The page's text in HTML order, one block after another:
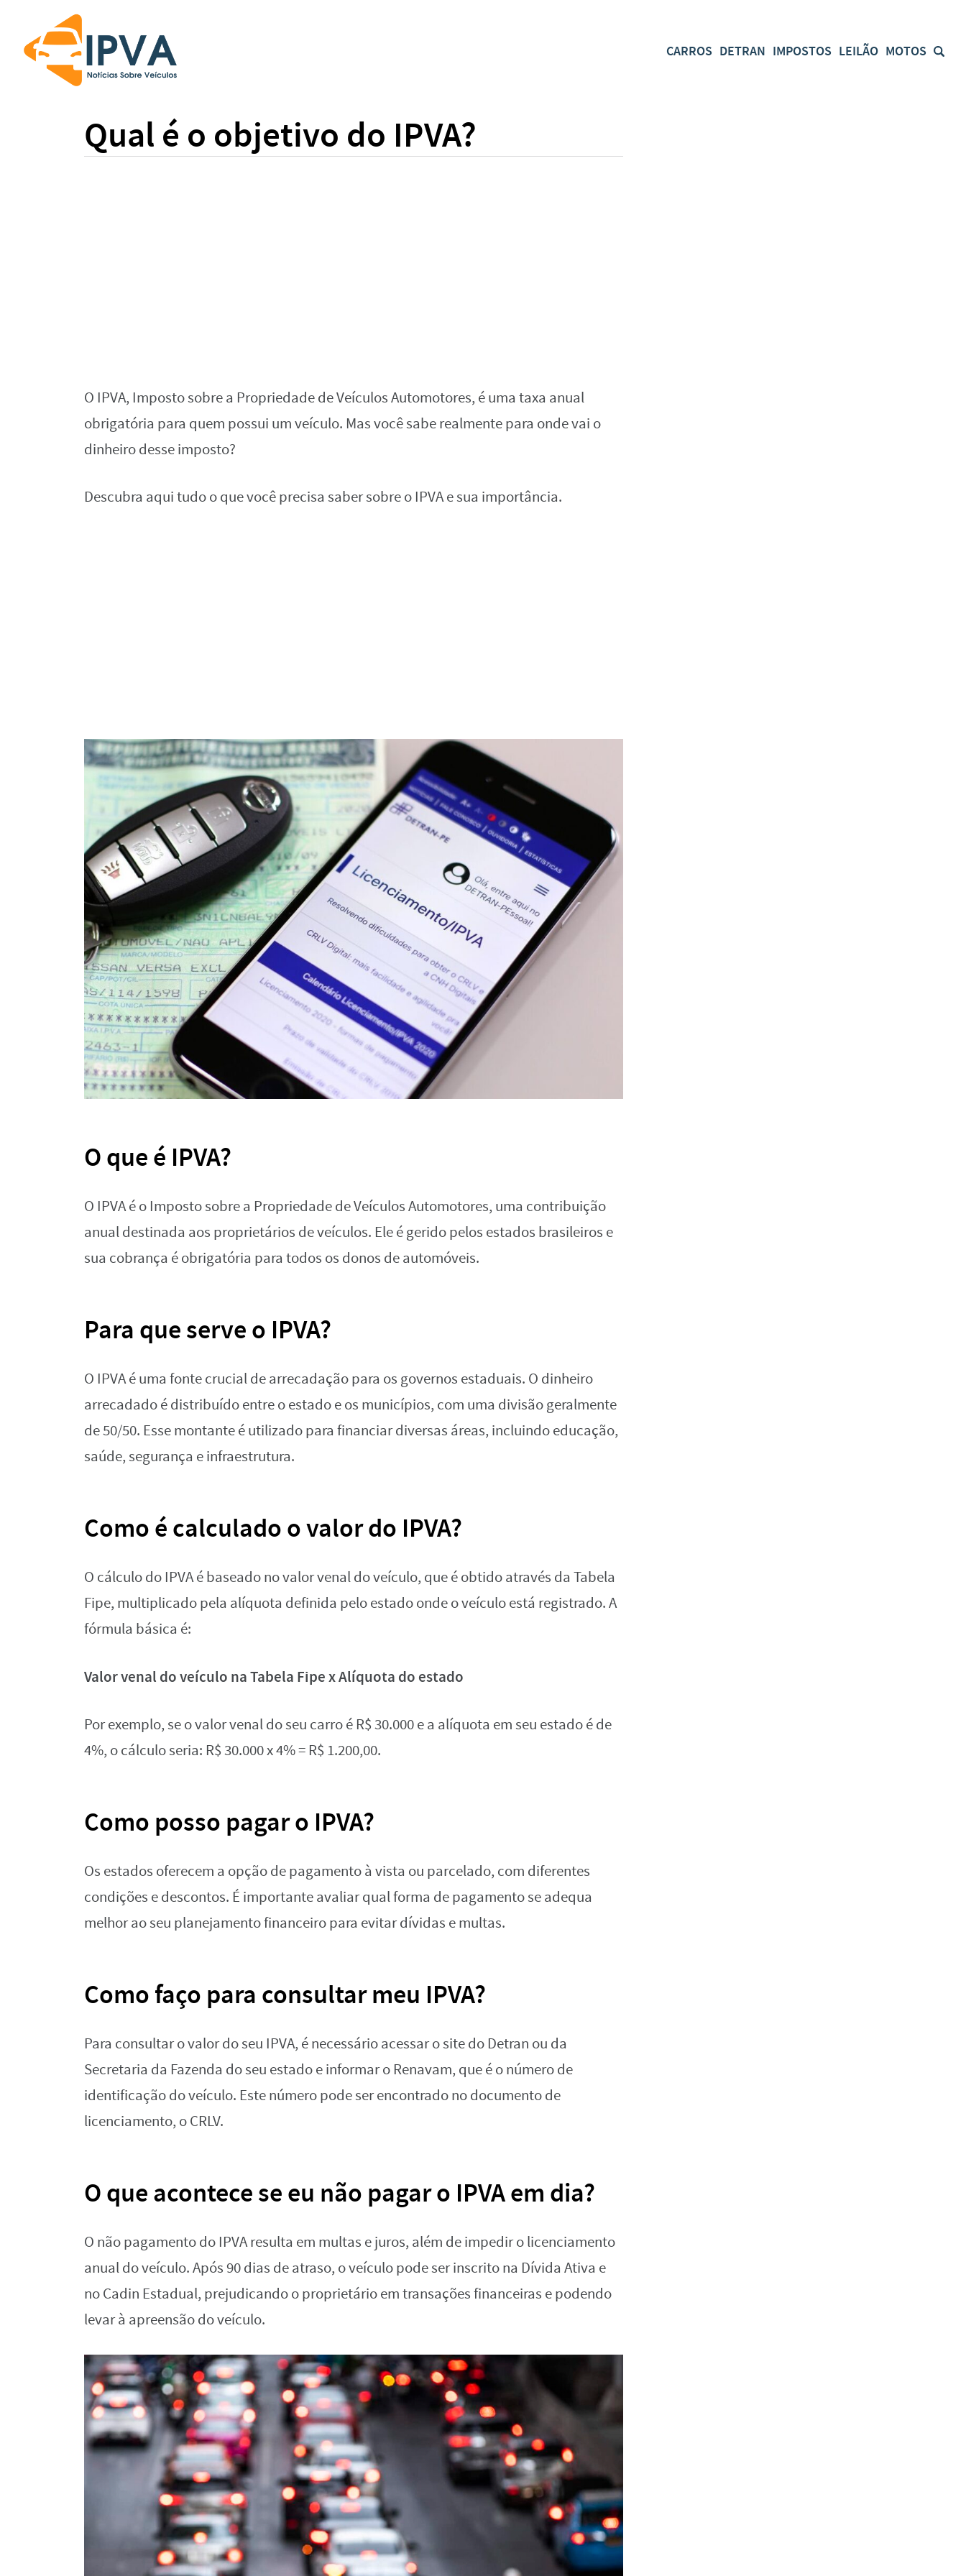
CARROS DETRAN IMPOSTOS LEILÃO MOTOS
Qual é o objetivo do IPVA?
O IPVA, Imposto sobre a Propriedade de Veículos Automotores, é uma taxa anual
obrigatória para quem possui um veículo. Mas você sabe realmente para onde vai o
dinheiro desse imposto?
Descubra aqui tudo o que você precisa saber sobre o IPVA e sua importância.
O que é IPVA?
O IPVA é o Imposto sobre a Propriedade de Veículos Automotores, uma contribuição
anual destinada aos proprietários de veículos. Ele é gerido pelos estados brasileiros e
sua cobrança é obrigatória para todos os donos de automóveis.
Para que serve o IPVA?
O IPVA é uma fonte crucial de arrecadação para os governos estaduais. O dinheiro
arrecadado é distribuído entre o estado e os municípios, com uma divisão geralmente
de 50/50. Esse montante é utilizado para financiar diversas áreas, incluindo educação,
saúde, segurança e infraestrutura.
Como é calculado o valor do IPVA?
O cálculo do IPVA é baseado no valor venal do veículo, que é obtido através da Tabela
Fipe, multiplicado pela alíquota definida pelo estado onde o veículo está registrado. A
fórmula básica é:
Valor venal do veículo na Tabela Fipe x Alíquota do estado
Por exemplo, se o valor venal do seu carro é R$ 30.000 e a alíquota em seu estado é de
4%, o cálculo seria: R$ 30.000 x 4% = R$ 1.200,00.
Como posso pagar o IPVA?
Os estados oferecem a opção de pagamento à vista ou parcelado, com diferentes
condições e descontos. É importante avaliar qual forma de pagamento se adequa
melhor ao seu planejamento financeiro para evitar dívidas e multas.
Como faço para consultar meu IPVA?
Para consultar o valor do seu IPVA, é necessário acessar o site do Detran ou da
Secretaria da Fazenda do seu estado e informar o Renavam, que é o número de
identificação do veículo. Este número pode ser encontrado no documento de
licenciamento, o CRLV.
O que acontece se eu não pagar o IPVA em dia?
O não pagamento do IPVA resulta em multas e juros, além de impedir o licenciamento
anual do veículo. Após 90 dias de atraso, o veículo pode ser inscrito na Dívida Ativa e
no Cadin Estadual, prejudicando o proprietário em transações financeiras e podendo
levar à apreensão do veículo.